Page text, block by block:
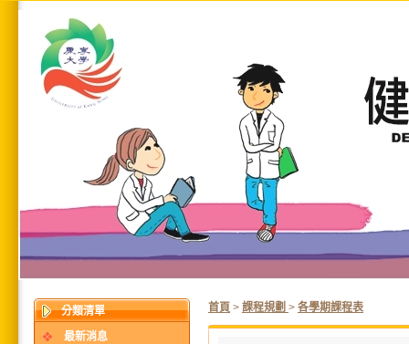
分類清單
最新消息
首頁 > 課程規劃 > 各學期課程表